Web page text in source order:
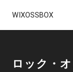
WIXOSSBOX
ロック・